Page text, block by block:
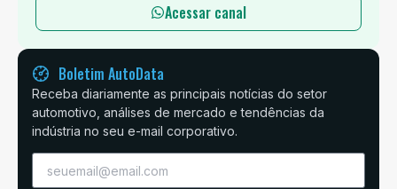
Acessar canal
Boletim AutoData
Receba diariamente as principais notícias do setor
automotivo, análises de mercado e tendências da
indústria no seu e-mail corporativo.